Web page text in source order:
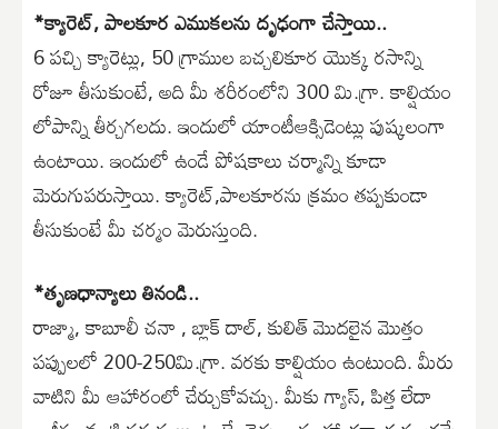
*క్యారెట్, పాలకూర ఎముకలను దృఢంగా చేస్తాయి..
6 పచ్చి క్యారెట్లు, 50 గ్రాముల బచ్చలికూర యొక్క రసాన్ని
రోజూ తీసుకుంటే, అది మీ శరీరంలోని 300 మి.గ్రా. కాల్షియం
లోపాన్ని తీర్చగలదు. ఇందులో యాంటీఆక్సిడెంట్లు పుష్కలంగా
ఉంటాయి. ఇందులో ఉండే పోషకాలు చర్మాన్ని కూడా
మెరుగుపరుస్తాయి. క్యారెట్,పాలకూరను క్రమం తప్పకుండా
తీసుకుంటే మీ చర్మం మెరుస్తుంది.
*తృణధాన్యాలు తినండి..
రాజ్మా, కాబూలీ చనా , బ్లాక్ దాల్, కులిత్ మొదలైన మొత్తం
పప్పులలో 200-250మి.గ్రా. వరకు కాల్షియం ఉంటుంది. మీరు
వాటిని మీ ఆహారంలో చేర్చుకోవచ్చు. మీకు గ్యాస్, పిత్త లేదా